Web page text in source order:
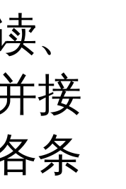
、
接
条